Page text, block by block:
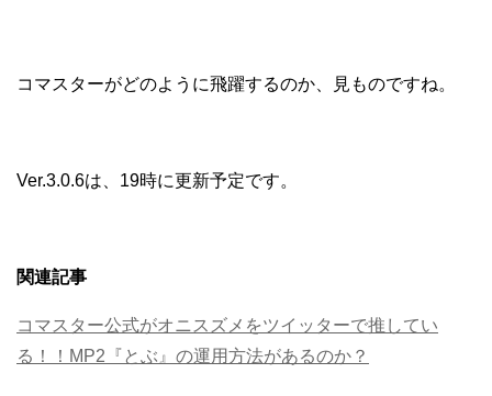
コマスターがどのように飛躍するのか、見ものですね。
Ver.3.0.6は、19時に更新予定です。
関連記事
コマスター公式がオニスズメをツイッターで推してい
る！！MP2『とぶ』の運用方法があるのか？